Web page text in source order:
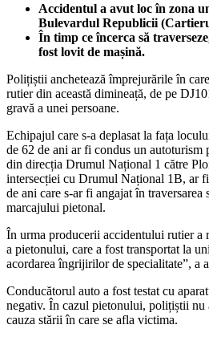
Accidentul a avut loc în zona
Bulevardul Republicii
În timp ce încerca să
fost lovit de mașină.
Polițiștii anchetează împrejurările în
rutier din această dimineață, de pe
gravă a unei persoane.
Echipajul care s-a deplasat la fața
de 62 de ani ar fi condus un
din direcția Drumul Național 1 către
intersecției cu Drumul Național 1B, ar
de ani care s-ar fi angajatîn traversarea
marcajului pietonal.
În urma producerii accidentului rutier a
a pietonului, care a fost transportat la
acordareaîngrijirilor de specialitate”, a
Conducătorul auto a fost testat cu
negativ. În cazul pietonului, polițiștii nu
cauza stării în care se afla victima.